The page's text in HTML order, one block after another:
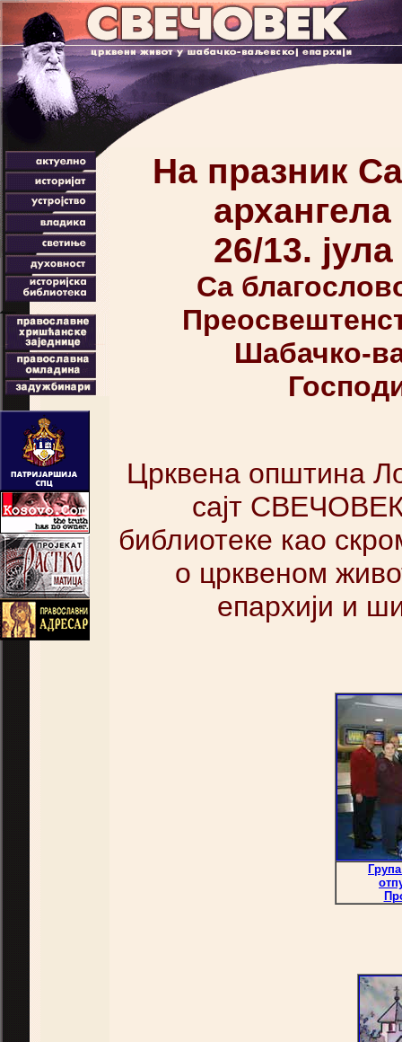
На празник
26/13. јула
Са
Шабачко-
Црквена општина
сајт
библиотеке као
о црквеном
епархији и